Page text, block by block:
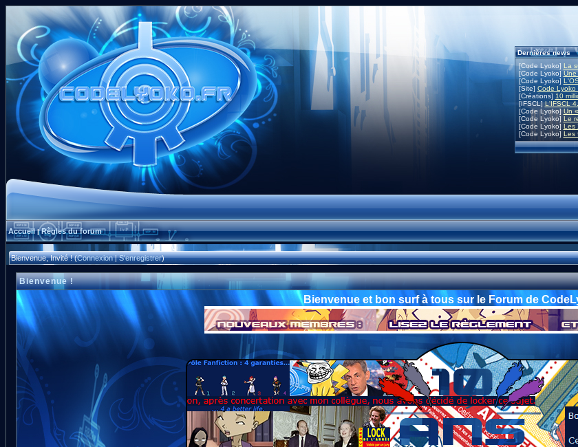
Dernières news
[Code Lyoko] La
[Code Lyoko]Une
[Code Lyoko]
[Site] Code Lyoko
[Créations] 10
[IFSCL]L'IFSCL
[Code Lyoko] Un
[Code Lyoko] Le
[Code Lyoko] Les
[Code Lyoko] Les
Accueil|Règles du forum
Bienvenue, Invité ! (Connexion|S'enregistrer)
Bienvenue !
Bienvenue et bon surf à tous sur le Forum de